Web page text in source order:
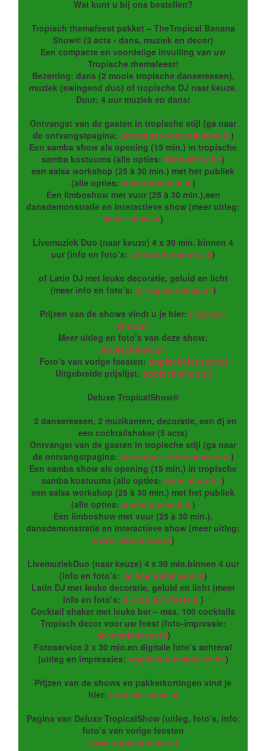
Wat kunt u bij ons bestellen?
Tropisch themafeest pakket – TheTropical Banana
Show© (3 acts - dans, muziek en decor)
Een compacte en voordelige invulling van uw
Tropische themafeest!
Bezetting: dans (2 mooie tropische danseressen),
muziek (swingend duo) of tropische DJ naar keuze.
Duur: 4 uur muziek en dans!
Ontvangst van de gasten in tropische stijl (ga naar
de ontvangstpagina: ontvangst-entertainment.nl)
Een samba show als opening (15 min.) in tropische
samba kostuums (alle opties: dans-show.be)
een salsa workshop (25 à 30 min.) met het publiek
(alle opties: workshopfeest.nl)
Een limboshow met vuur (25 à 30 min.),een
dansdemonstratie en interactieve show (meer uitleg:
limbo-show.nl)
Livemuziek Duo (naar keuze) 4 x 30 min. binnen 4
uur (info en foto’s: latinoentertainers.nl)
of Latin DJ met leuke decoratie, geluid en licht
(meer info en foto’s: dj-tropisch-feest.nl)
Prijzen van de shows vindt u je hier: tropisch-
show.nl
Meer uitleg en foto’s van deze show:
tropischfeest.nl
Foto’s van vorige feesten: tropischefeesten.nl
Uitgebreide prijslijst: tropisch-show.nl
Deluxe TropicalShow©
2 danseressen, 2 muzikanten, decoratie, een dj en
een cocktailshaker (5 acts)
Ontvangst van de gasten in tropische stijl (ga naar
de ontvangstpagina: ontvangst-entertainment.nl)
Een samba show als opening (15 min.) in tropische
samba kostuums (alle opties: dans-show.be)
een salsa workshop (25 à 30 min.) met het publiek
(alle opties: workshopfeest.nl)
Een limboshow met vuur (25 à 30 min.),
dansdemonstratie en interactieve show (meer uitleg:
www.limbo-show.nl)
LivemuziekDuo (naar keuze) 4 x 30 min.binnen 4 uur
(info en foto’s: latinoentertainers.nl)
Latin DJ met leuke decoratie, geluid en licht (meer
info en foto’s: dj-tropisch-feest.nl)
Cocktail shaker met leuke bar – max. 100 cocktails
Tropisch decor voor uw feest (foto-impressie:
decoratie-feest.nl)
Fotoservice 2 x 30 min.en digitale foto’s achteraf
(uitleg en impressies: tropisch-thema-feest.be)
Prijzen van de shows en pakketkortingen vind je
hier: tropisch-show.nl
Pagina van Deluxe TropicalShow (uitleg, foto’s, info,
foto’s van vorige feesten
www.tropisch-feest.nl